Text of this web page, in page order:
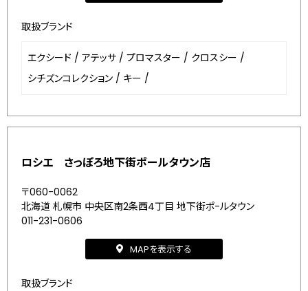
取扱ブランド
エクシード / アテッサ / プロマスター / クロスシー /
シチズンコレクション / キー /
ロシエ さっぽろ地下街ポールタウン店
〒060-0062
北海道 札幌市 中央区南2条西4丁目 地下街ポ-ルタウン
011-231-0606
MAPを表示する
取扱ブランド